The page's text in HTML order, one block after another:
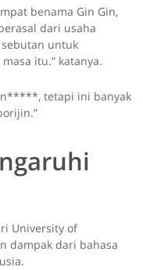
benama Gin Gin,
dari usaha
untuk
itu.” katanya.
n*****, tetapi ini banyak
University of
dampak dari bahasa